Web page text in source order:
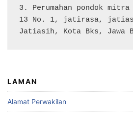
3. Perumahan pondok
13 No. 1, jatirasa,
Jatiasih, Kota Bks, Jawa
LAMAN
Alamat Perwakilan